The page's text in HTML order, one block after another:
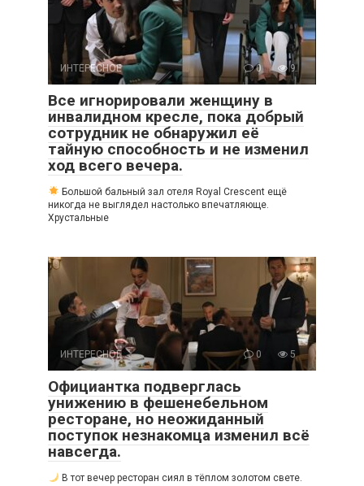
ИНТЕРЕСНОЕ 0 9
Все игнорировали женщину в
инвалидном кресле, пока добрый
сотрудник не обнаружил её
тайную способность и не изменил
ход всего вечера.
Большой бальный зал отеля Royal Crescent ещё
никогда не выглядел настолько впечатляюще.
Хрустальные
ИНТЕРЕСНОЕ 0 5
Официантка подверглась
унижению в фешенебельном
ресторане, но неожиданный
поступок незнакомца изменил всё
навсегда.
В тот вечер ресторан сиял в тёплом золотом свете.